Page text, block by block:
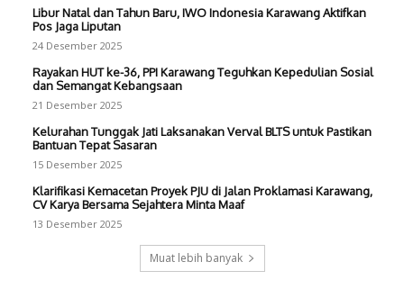
Libur Natal dan Tahun Baru, IWO Indonesia Karawang Aktifkan
Pos Jaga Liputan
24 Desember 2025
Rayakan HUT ke-36, PPI Karawang Teguhkan Kepedulian Sosial
dan Semangat Kebangsaan
21 Desember 2025
Kelurahan Tunggak Jati Laksanakan Verval BLTS untuk Pastikan
Bantuan Tepat Sasaran
15 Desember 2025
Klarifikasi Kemacetan Proyek PJU di Jalan Proklamasi Karawang,
CV Karya Bersama Sejahtera Minta Maaf
13 Desember 2025
Muat lebih banyak